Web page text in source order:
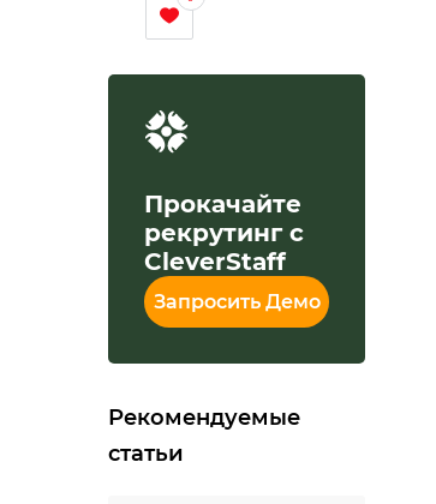
Прокачайте
рекрутинг с
CleverStaff
Запросить Демо
Рекомендуемые
статьи